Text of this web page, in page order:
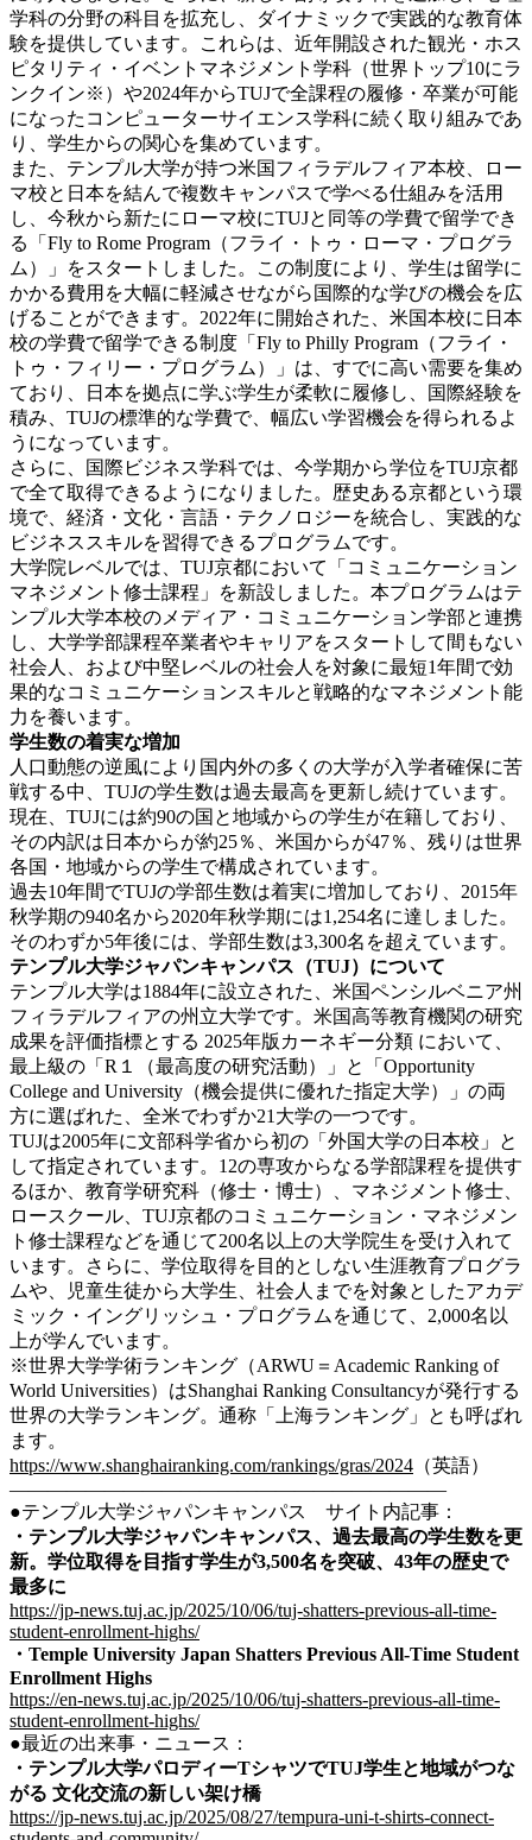
学科の分野の科目を拡充し、ダイナミックで実践的な教育体
験を提供しています。これらは、近年開設された観光・ホス
ピタリティ・イベントマネジメント学科（世界トップ10にラ
ンクイン※）や2024年からTUJで全課程の履修・卒業が可能
になったコンピューターサイエンス学科に続く取り組みであ
り、学生からの関心を集めています。
また、テンプル大学が持つ米国フィラデルフィア本校、ロー
マ校と日本を結んで複数キャンパスで学べる仕組みを活用
し、今秋から新たにローマ校にTUJと同等の学費で留学でき
る「Fly to Rome Program（フライ・トゥ・ローマ・プログラ
ム）」をスタートしました。この制度により、学生は留学に
かかる費用を大幅に軽減させながら国際的な学びの機会を広
げることができます。2022年に開始された、米国本校に日本
校の学費で留学できる制度「Fly to Philly Program（フライ・
トゥ・フィリー・プログラム）」は、すでに高い需要を集め
ており、日本を拠点に学ぶ学生が柔軟に履修し、国際経験を
積み、TUJの標準的な学費で、幅広い学習機会を得られるよ
うになっています。
さらに、国際ビジネス学科では、今学期から学位をTUJ京都
で全て取得できるようになりました。歴史ある京都という環
境で、経済・文化・言語・テクノロジーを統合し、実践的な
ビジネススキルを習得できるプログラムです。
大学院レベルでは、TUJ京都において「コミュニケーション
マネジメント修士課程」を新設しました。本プログラムはテ
ンプル大学本校のメディア・コミュニケーション学部と連携
し、大学学部課程卒業者やキャリアをスタートして間もない
社会人、および中堅レベルの社会人を対象に最短1年間で効
果的なコミュニケーションスキルと戦略的なマネジメント能
力を養います。
学生数の着実な増加
人口動態の逆風により国内外の多くの大学が入学者確保に苦
戦する中、TUJの学生数は過去最高を更新し続けています。
現在、TUJには約90の国と地域からの学生が在籍しており、
その内訳は日本からが約25％、米国からが47％、残りは世界
各国・地域からの学生で構成されています。
過去10年間でTUJの学部生数は着実に増加しており、2015年
秋学期の940名から2020年秋学期には1,254名に達しました。
そのわずか5年後には、学部生数は3,300名を超えています。
テンプル大学ジャパンキャンパス（TUJ）について
テンプル大学は1884年に設立された、米国ペンシルベニア州
フィラデルフィアの州立大学です。米国高等教育機関の研究
成果を評価指標とする 2025年版カーネギー分類 において、
最上級の「R１（最高度の研究活動）」と「Opportunity
College and University（機会提供に優れた指定大学）」の両
方に選ばれた、全米でわずか21大学の一つです。
TUJは2005年に文部科学省から初の「外国大学の日本校」と
して指定されています。12の専攻からなる学部課程を提供す
るほか、教育学研究科（修士・博士）、マネジメント修士、
ロースクール、TUJ京都のコミュニケーション・マネジメン
ト修士課程などを通じて200名以上の大学院生を受け入れて
います。さらに、学位取得を目的としない生涯教育プログラ
ムや、児童生徒から大学生、社会人までを対象としたアカデ
ミック・イングリッシュ・プログラムを通じて、2,000名以
上が学んでいます。
※世界大学学術ランキング（ARWU＝Academic Ranking of
World Universities）はShanghai Ranking Consultancyが発行する
世界の大学ランキング。通称「上海ランキング」とも呼ばれ
ます。
https://www.shanghairanking.com/rankings/gras/2024 （英語）
———————————————————————
●テンプル大学ジャパンキャンパス サイト内記事：
・ テンプル大学ジャパンキャンパス、過去最高の学生数を更
新。学位取得を目指す学生が3,500名を突破、43年の歴史で
最多に
https://jp-news.tuj.ac.jp/2025/10/06/tuj-shatters-previous-all-time-
student-enrollment-highs/
・ Temple University Japan Shatters Previous All-Time Student
Enrollment Highs
https://en-news.tuj.ac.jp/2025/10/06/tuj-shatters-previous-all-time-
student-enrollment-highs/
●最近の出来事・ニュース：
・ テンプル大学パロディーTシャツでTUJ学生と地域がつな
がる 文化交流の新しい架け橋
https://jp-news.tuj.ac.jp/2025/08/27/tempura-uni-t-shirts-connect-